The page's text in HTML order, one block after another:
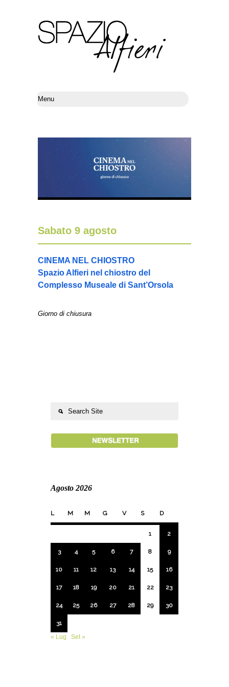
Sabato 9 agosto
CINEMA NEL CHIOSTRO
Spazio Alfieri nel chiostro del
Complesso Museale di Sant’Orsola
Giorno di chiusura
Agosto 2026
L M M G V S D
1 2
3 4 5 6 7 8 9
10 11 12 13 14 15 16
17 18 19 20 21 22 23
24 25 26 27 28 29 30
31
« Lug
Set »